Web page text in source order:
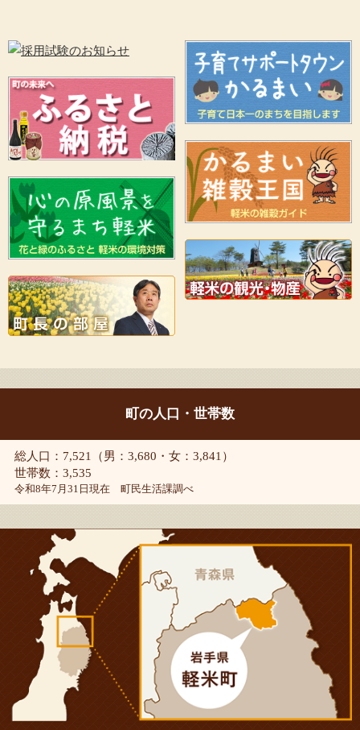
町の人口・世帯数
総人口：7,521（男：3,680・女：3,841）
世帯数：3,535
令和8年7月31日現在 町民生活課調べ